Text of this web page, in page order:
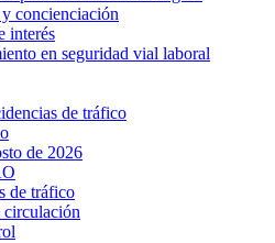
concienciación
interés
en seguridad vial laboral
de tráfico
de 2026
de tráfico
circulación